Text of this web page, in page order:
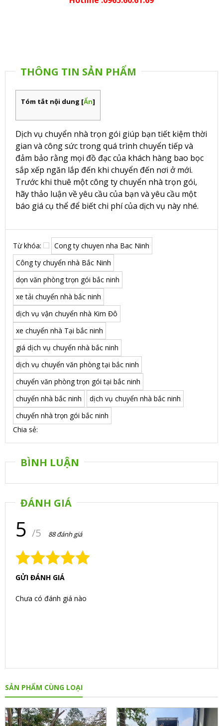
THÔNG TIN SẢN PHẨM
Tóm tắt nội dung [Ẩn]
Dịch vụ chuyển nhà trọn gói giúp bạn tiết kiệm thời
gian và công sức trong quá trình chuyển tiếp và
đảm bảo rằng mọi đồ đạc của khách hàng bao bọc
sắp xếp ngăn lắp đến khi chuyển đến nơi ở mới.
Trước khi thuê một công ty chuyển nhà trọn gói,
hãy thảo luận về yêu cầu của bạn và yêu cầu một
báo giá cụ thể để biết chi phí của dịch vụ này nhé.
Từ khóa:
Cong ty chuyen nha Bac Ninh
Công ty chuyển nhà Bắc Ninh
dọn văn phòng trọn gói bắc ninh
xe tải chuyển nhà bắc ninh
dịch vụ vận chuyển nhà Kim Đô
xe chuyển nhà Tại bắc ninh
giá dịch vụ chuyển nhà bắc ninh
dịch vụ chuyển văn phòng tại bắc ninh
chuyển văn phòng trọn gói tại bắc ninh
chuyển nhà bắc ninh
dịch vụ chuyển nhà bắc ninh
chuyển nhà trọn gói bắc ninh
Chia sẻ:
BÌNH LUẬN
ĐÁNH GIÁ
5 /5 88 đánh giá
GỬI ĐÁNH GIÁ
Chưa có đánh giá nào
SẢN PHẨM CÙNG LOẠI